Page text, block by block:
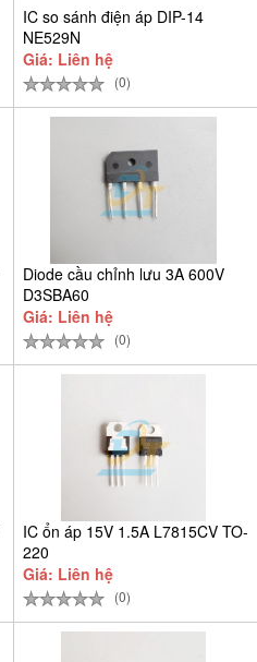
IC so sánh điện áp DIP-14
NE529N
Giá: Liên hệ
(0)
Diode cầu chỉnh lưu 3A 600V
D3SBA60
Giá: Liên hệ
(0)
IC ổn áp 15V 1.5A L7815CV TO-
220
Giá: Liên hệ
(0)